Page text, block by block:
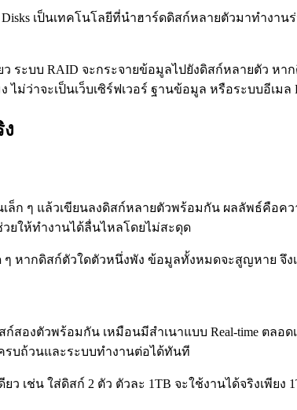
Disks เป็นเทคโนโลยีที่นำฮาร์ดดิสก์หลายตัวมาทำ
ระบบ RAID จะกระจายข้อมูลไปยังดิสก์หลายตัว ห
ไม่ว่าจะเป็นเว็บเซิร์ฟเวอร์ ฐานข้อมูล หรือระบบอีเม
ล็ก ๆ แล้วเขียนลงดิสก์หลายตัวพร้อมกัน ผลลัพธ์คือ
ยให้ทำงานได้ลื่นไหลโดยไม่สะดุด
หากดิสก์ตัวใดตัวหนึ่งพัง ข้อมูลทั้งหมดจะสูญหาย จึง
ก์สองตัวพร้อมกัน เหมือนมีสำเนาแบบ Real-time ต
รบถ้วนและระบบทำงานต่อได้ทันที
ว เช่น ใส่ดิสก์ 2 ตัว ตัวละ 1TB จะใช้งานได้จริงเพียง